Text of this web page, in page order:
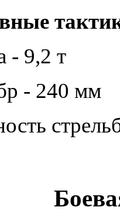
- 9,2 т
- 240 мм